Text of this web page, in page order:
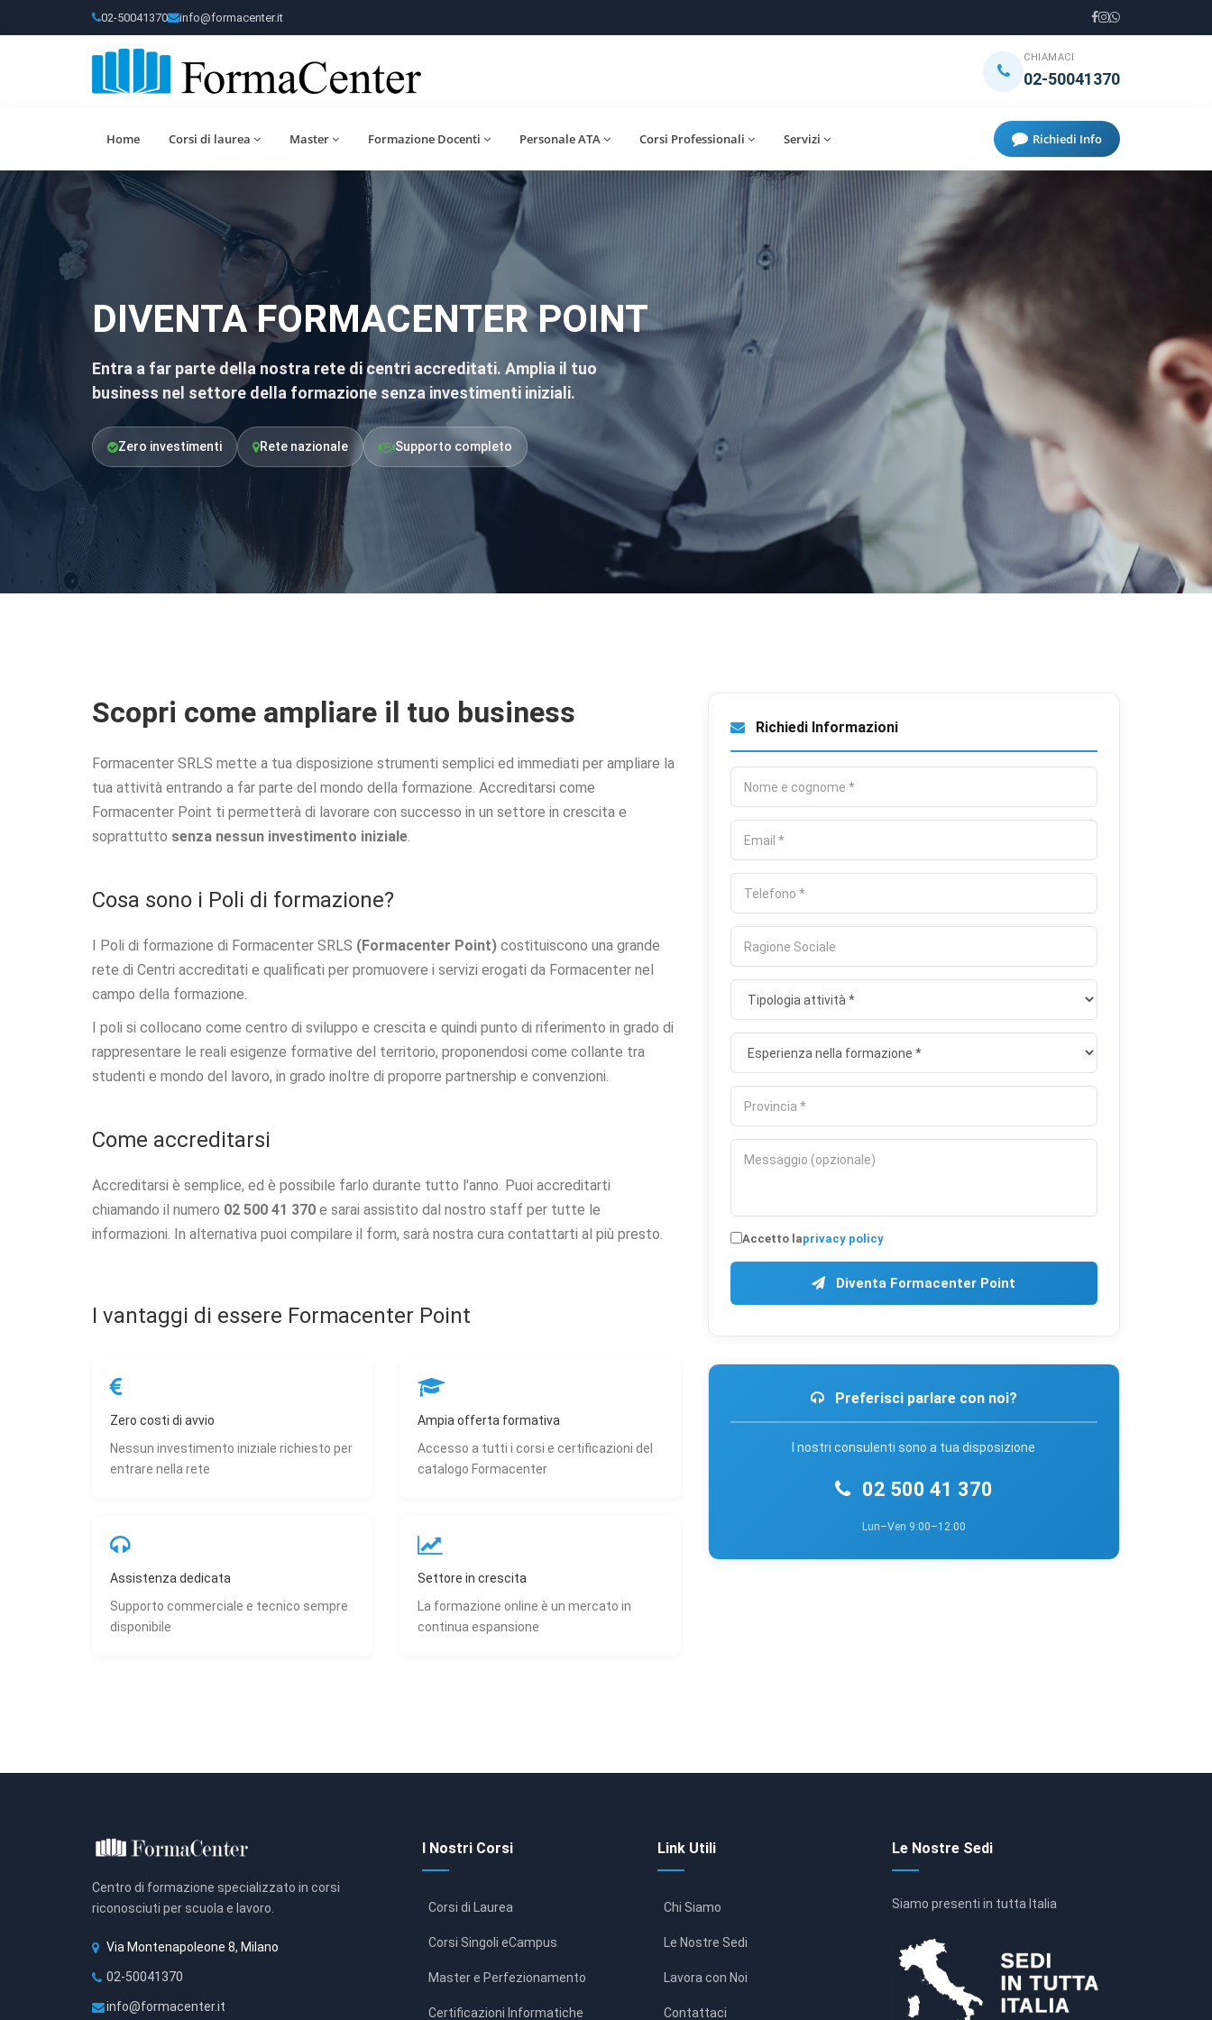
02-50041370 info@formacenter.it
CHIAMACI
02-50041370
Home Corsi di laurea Master Formazione Docenti Personale ATA Corsi Professionali Servizi Richiedi Info
DIVENTA FORMACENTER POINT
Entra a far parte della nostra rete di centri accreditati. Amplia il tuo
business nel settore della formazione senza investimenti iniziali.
Zero investimenti Rete nazionale Supporto completo
Scopri come ampliare il tuo business
Formacenter SRLS mette a tua disposizione strumenti semplici ed immediati per ampliare la
tua attività entrando a far parte del mondo della formazione. Accreditarsi come
Formacenter Point ti permetterà di lavorare con successo in un settore in crescita e
soprattutto senza nessun investimento iniziale.
Cosa sono i Poli di formazione?
I Poli di formazione di Formacenter SRLS (Formacenter Point) costituiscono una grande
rete di Centri accreditati e qualificati per promuovere i servizi erogati da Formacenter nel
campo della formazione.
I poli si collocano come centro di sviluppo e crescita e quindi punto di riferimento in grado di
rappresentare le reali esigenze formative del territorio, proponendosi come collante tra
studenti e mondo del lavoro, in grado inoltre di proporre partnership e convenzioni.
Come accreditarsi
Accreditarsi è semplice, ed è possibile farlo durante tutto l'anno. Puoi accreditarti
chiamando il numero 02 500 41 370 e sarai assistito dal nostro staff per tutte le
informazioni. In alternativa puoi compilare il form, sarà nostra cura contattarti al più presto.
I vantaggi di essere Formacenter Point
Zero costi di avvio
Nessun investimento iniziale richiesto per
entrare nella rete
Ampia offerta formativa
Accesso a tutti i corsi e certificazioni del
catalogo Formacenter
Assistenza dedicata
Supporto commerciale e tecnico sempre
disponibile
Settore in crescita
La formazione online è un mercato in
continua espansione
Richiedi Informazioni
Accetto laprivacy policy
Diventa Formacenter Point
Preferisci parlare con noi?
I nostri consulenti sono a tua disposizione
02 500 41 370
Lun–Ven 9:00–12:00
Centro di formazione specializzato in corsi
riconosciuti per scuola e lavoro.
Via Montenapoleone 8, Milano
02-50041370
info@formacenter.it
I Nostri Corsi
Corsi di Laurea
Corsi Singoli eCampus
Master e Perfezionamento
Certificazioni Informatiche
Link Utili
Chi Siamo
Le Nostre Sedi
Lavora con Noi
Contattaci
Le Nostre Sedi
Siamo presenti in tutta Italia
Preferenze cookie
Scegli quali categorie di cookie vuoi accettare. I cookie necessari sono sempre attivi perché
indispensabili al funzionamento del sito.
Cookie necessari Sempre attivi
Indispensabili al funzionamento del sito (sessione, sicurezza, preferenze tecniche). Senza di
essi il sito non può funzionare correttamente.
Permettono al sito di ricordare scelte che modificano l'aspetto o il comportamento (es. lingua,
Cookie statistici
Aiutano a capire come gli utenti interagiscono con il sito tramite dati raccolti in forma anonima
o aggregata.
Utilizzati da terze parti per tracciare l'utente attraverso siti web allo scopo di mostrare annunci
pertinenti.